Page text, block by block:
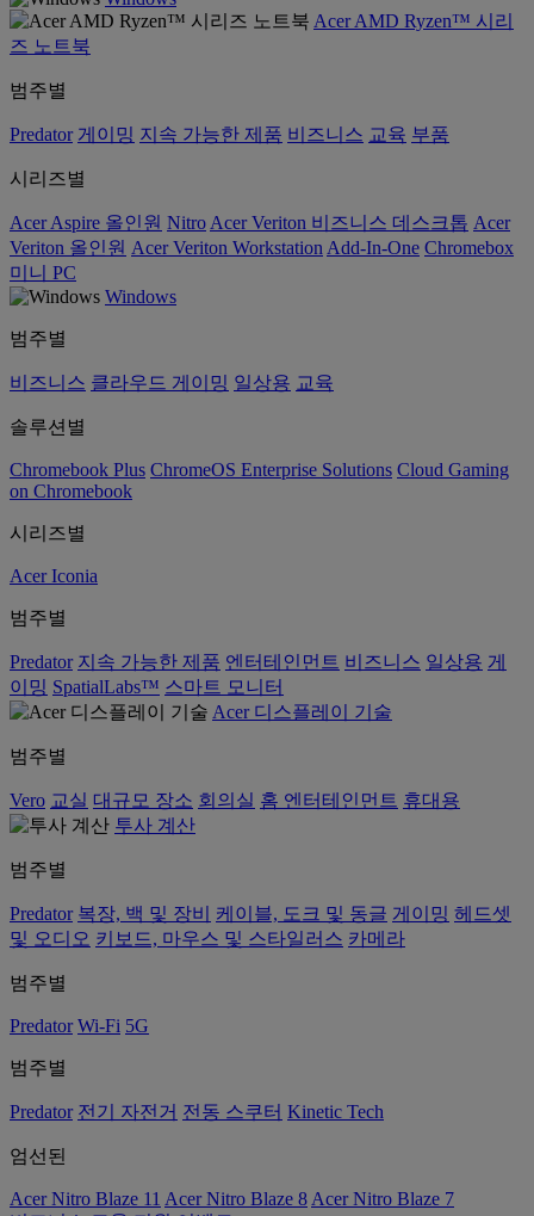
Acer AMD Ryzen™ 시리
즈 노트북
범주별
Predator 게이밍 지속 가능한 제품 비즈니스 교육 부품
시리즈별
Acer Aspire 올인원 Nitro Acer Veriton 비즈니스 데스크톱 Acer
Veriton 올인원 Acer Veriton Workstation Add-In-One Chromebox
미니 PC
Windows
범주별
비즈니스 클라우드 게이밍 일상용 교육
솔루션별
Chromebook Plus ChromeOS Enterprise Solutions Cloud Gaming
on Chromebook
시리즈별
Acer Iconia
범주별
Predator 지속 가능한 제품 엔터테인먼트 비즈니스 일상용 게
이밍 SpatialLabs™ 스마트 모니터
Acer 디스플레이 기술
범주별
Vero 교실 대규모 장소 회의실 홈 엔터테인먼트 휴대용
투사 계산
범주별
Predator 복장, 백 및 장비 케이블, 도크 및 동글 게이밍 헤드셋
및 오디오 키보드, 마우스 및 스타일러스 카메라
범주별
Predator Wi-Fi 5G
범주별
Predator 전기 자전거 전동 스쿠터 Kinetic Tech
엄선된
Acer Nitro Blaze 11 Acer Nitro Blaze 8 Acer Nitro Blaze 7